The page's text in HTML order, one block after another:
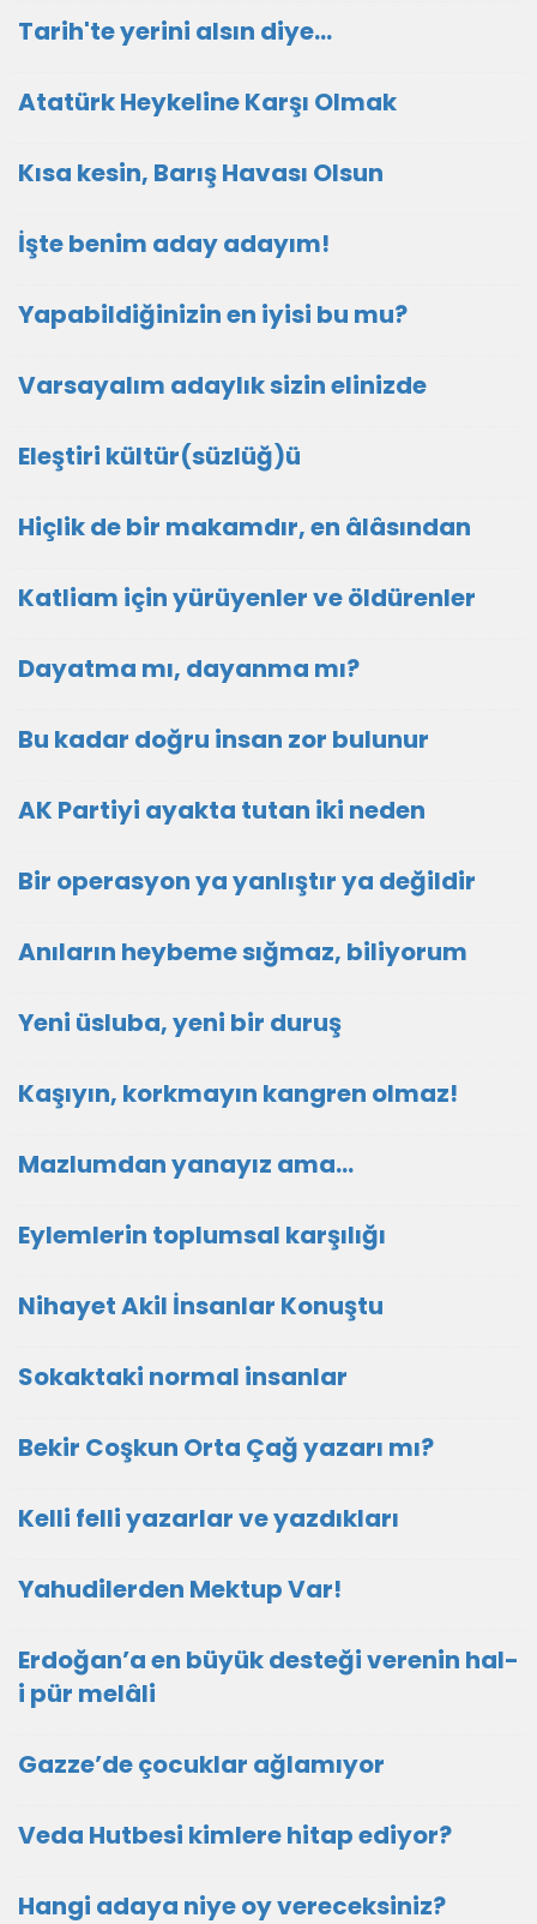
Tarih'te yerini alsın diye...
Atatürk Heykeline Karşı Olmak
Kısa kesin, Barış Havası Olsun
İşte benim aday adayım!
Yapabildiğinizin en iyisi bu mu?
Varsayalım adaylık sizin elinizde
Eleştiri kültür(süzlüğ)ü
Hiçlik de bir makamdır, en âlâsından
Katliam için yürüyenler ve öldürenler
Dayatma mı, dayanma mı?
Bu kadar doğru insan zor bulunur
AK Partiyi ayakta tutan iki neden
Bir operasyon ya yanlıştır ya değildir
Anıların heybeme sığmaz, biliyorum
Yeni üsluba, yeni bir duruş
Kaşıyın, korkmayın kangren olmaz!
Mazlumdan yanayız ama…
Eylemlerin toplumsal karşılığı
Nihayet Akil İnsanlar Konuştu
Sokaktaki normal insanlar
Bekir Coşkun Orta Çağ yazarı mı?
Kelli felli yazarlar ve yazdıkları
Yahudilerden Mektup Var!
Erdoğan’a en büyük desteği verenin hal-
i pür melâli
Gazze’de çocuklar ağlamıyor
Veda Hutbesi kimlere hitap ediyor?
Hangi adaya niye oy vereceksiniz?